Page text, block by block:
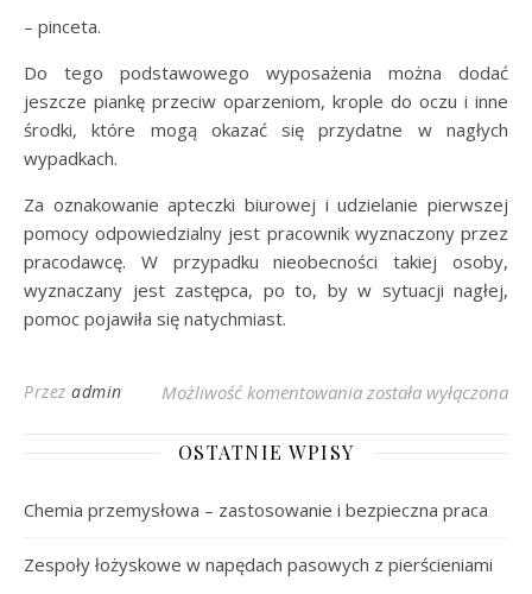
– pinceta.
Do tego podstawowego wyposażenia można dodać
jeszcze piankę przeciw oparzeniom, krople do oczu i inne
środki, które mogą okazać się przydatne w nagłych
wypadkach.
Za oznakowanie apteczki biurowej i udzielanie pierwszej
pomocy odpowiedzialny jest pracownik wyznaczony przez
pracodawcę. W przypadku nieobecności takiej osoby,
wyznaczany jest zastępca, po to, by w sytuacji nagłej,
pomoc pojawiła się natychmiast.
Przez admin Możliwość komentowania Apteczka biurowa
została wyłączona
OSTATNIE WPISY
Chemia przemysłowa – zastosowanie i bezpieczna praca
Zespoły łożyskowe w napędach pasowych z pierścieniami